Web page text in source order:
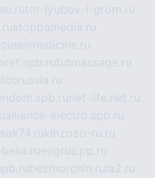
tor-lyubov-i-grom.ru
stoppamedia.ru
cleanmedicine.ru
tutmassage.ru
net-life.net.ru
alliance-electro.spb.ru
kinzozo-ru.ru
eugrus.pp.ru
bezmorchin.ru ia2.ru